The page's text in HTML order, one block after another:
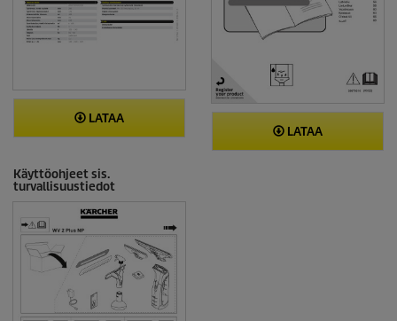
LATAA
LATAA
Käyttöohjeet sis.
turvallisuustiedot